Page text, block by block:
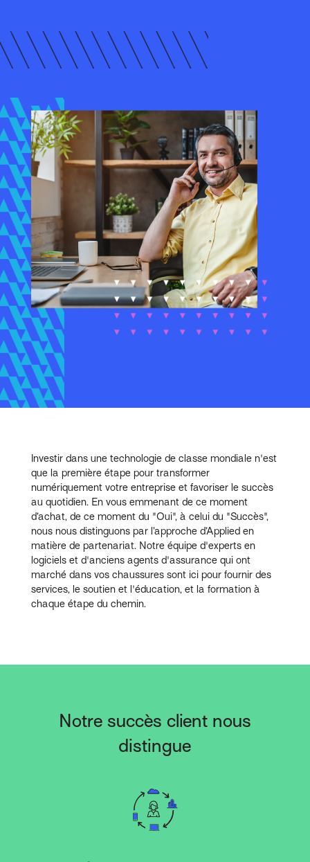
Investir dans une technologie de classe mondiale n'est
que la première étape pour transformer
numériquement votre entreprise et favoriser le succès
au quotidien. En vous emmenant de ce moment
d’achat, de ce moment du "Oui", à celui du "Succès",
nous nous distinguons par l’approche d’Applied en
matière de partenariat. Notre équipe d'experts en
logiciels et d'anciens agents d'assurance qui ont
marché dans vos chaussures sont ici pour fournir des
services, le soutien et l'éducation, et la formation à
chaque étape du chemin.
Notre succès client nous
distingue